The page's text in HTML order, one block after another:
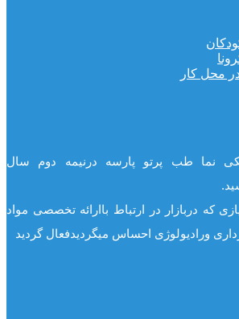
محل کار
نما طب پرتو پارسه درنیمه دوم سال
که دربازار در ارتباط باارائه تخصصی مواد
ورادیولوژی احساس میگردیدفعال گردید